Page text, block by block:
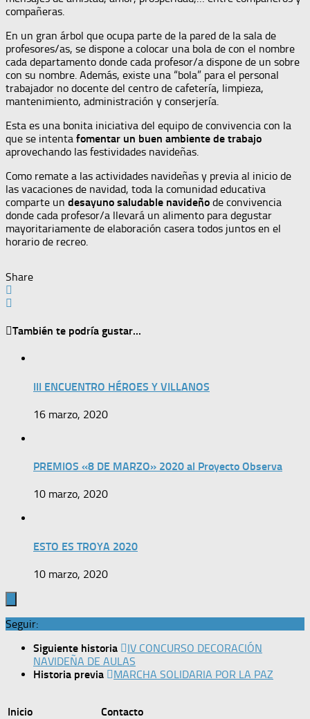
compañeras.
En un gran árbol que ocupa parte de la pared de la sala de
profesores/as, se dispone a colocar una bola de con el nombre
cada departamento donde cada profesor/a dispone de un sobre
con su nombre. Además, existe una “bola” para el personal
trabajador no docente del centro de cafetería, limpieza,
mantenimiento, administración y conserjería.
Esta es una bonita iniciativa del equipo de convivencia con la
que se intenta fomentar un buen ambiente de trabajo
aprovechando las festividades navideñas.
Como remate a las actividades navideñas y previa al inicio de
las vacaciones de navidad, toda la comunidad educativa
comparte un desayuno saludable navideño de convivencia
donde cada profesor/a llevará un alimento para degustar
mayoritariamente de elaboración casera todos juntos en el
horario de recreo.
Share
También te podría gustar...
III ENCUENTRO HÉROES Y VILLANOS
16 marzo, 2020
PREMIOS «8 DE MARZO» 2020 al Proyecto Observa
10 marzo, 2020
ESTO ES TROYA 2020
10 marzo, 2020
Seguir:
Siguiente historia
IV CONCURSO DECORACIÓN
NAVIDEÑA DE AULAS
Historia previa
MARCHA SOLIDARIA POR LA PAZ
Inicio Contacto